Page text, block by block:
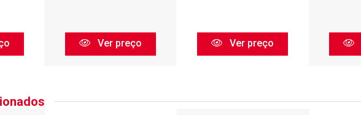
Ver preço Ver preço